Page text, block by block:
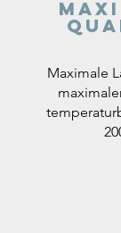
Maximale